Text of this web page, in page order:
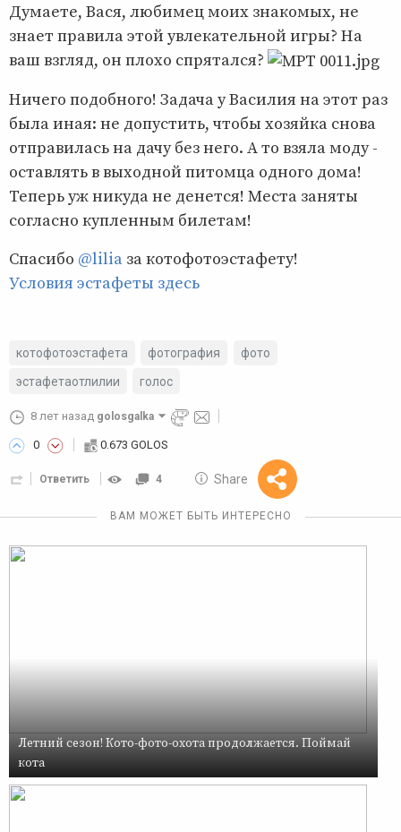
Думаете, Вася, любимец моих знакомых, не
знает правила этой увлекательной игры? На
ваш взгляд, он плохо спрятался?
Ничего подобного! Задача у Василия на этот раз
была иная: не допустить, чтобы хозяйка снова
отправилась на дачу без него. А то взяла моду -
оставлять в выходной питомца одного дома!
Теперь уж никуда не денется! Места заняты
согласно купленным билетам!
Спасибо @lilia за котофотоэстафету!
Условия эстафеты здесь
котофотоэстафета фотография
фото
эстафетаотлилии
голос
8 лет назад golosgalka
0 0.673 GOLOS
Ответить 4 Share
Reward
10 GOLOS
ВАМ МОЖЕТ БЫТЬ ИНТЕРЕСНО
Летний сезон! Кото-фото-охота продолжается. Поймай
кота